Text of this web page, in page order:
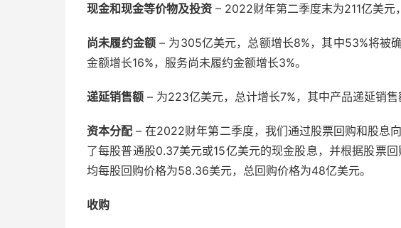
现金和现金等价物及投资 – 2022财年第二季度末为211亿美元
尚未履约金额 – 为305亿美元，总额增长8%，其中53%将被
金额增长16%，服务尚未履约金额增长3%。
递延销售额 – 为223亿美元，总计增长7%，其中产品递延销售
资本分配 – 在2022财年第二季度，我们通过股票回购和股息
了每股普通股0.37美元或15亿美元的现金股息，并根据股票
均每股回购价格为58.36美元，总回购价格为48亿美元。
收购